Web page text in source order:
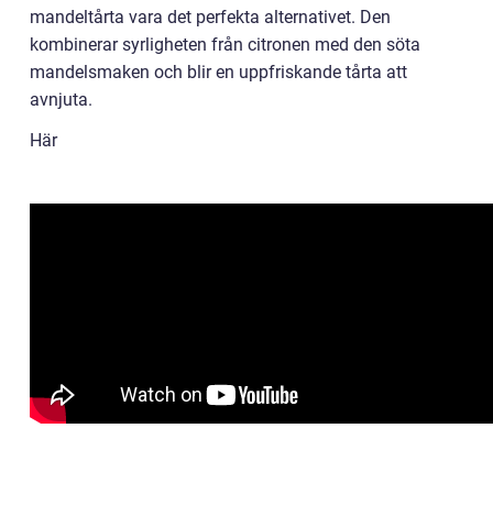
mandeltårta vara det perfekta alternativet. Den
kombinerar syrligheten från citronen med den söta
mandelsmaken och blir en uppfriskande tårta att
avnjuta.
Här